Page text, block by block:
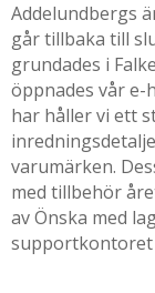
Addelundbergs
går tillbaka till
grundades i
öppnades vår e-
har håller vi ett
varumärken.
med tillbehör
av Önska med
supportkontoret